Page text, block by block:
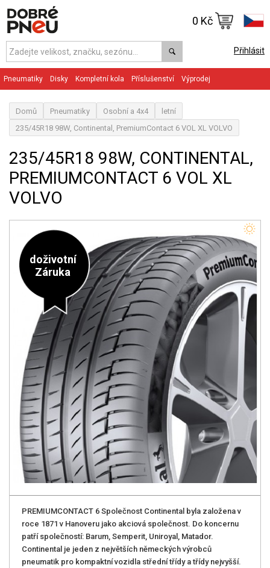
Přihlásit
0 Kč
Pneumatiky Disky Kompletní kola Příslušenství Výprodej
Domů Pneumatiky Osobní a 4x4
letní
235/45R18 98W, Continental, PremiumContact 6 VOL XL VOLVO
235/45R18 98W, CONTINENTAL,
PREMIUMCONTACT 6 VOL XL
VOLVO
doživotní
Záruka
PREMIUMCONTACT 6 Společnost Continental byla založena v
roce 1871 v Hanoveru jako akciová společnost. Do koncernu
patří společností: Barum, Semperit, Uniroyal, Matador.
Continental je jeden z největších německých výrobců
pneumatik pro kompaktní vozidla střední třídy a třídy nejvyšší.